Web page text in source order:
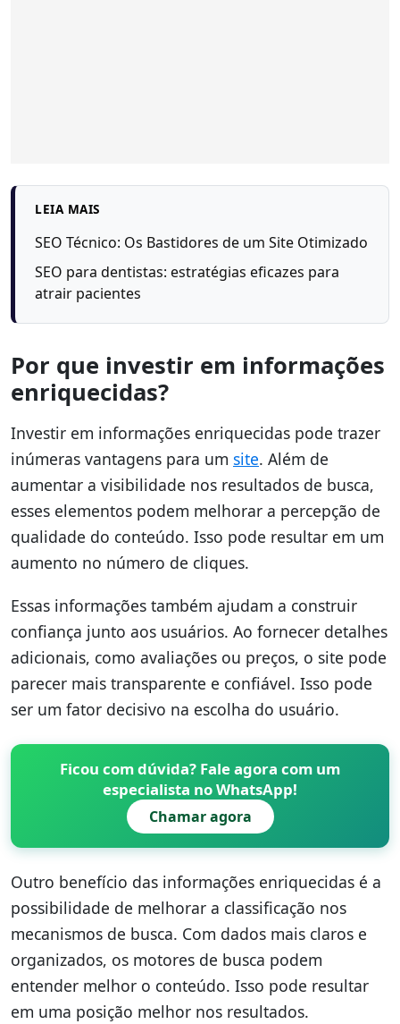
LEIA MAIS
SEO Técnico: Os Bastidores de um Site Otimizado
SEO para dentistas: estratégias eficazes para
atrair pacientes
Por que investir em informações
enriquecidas?
Investir em informações enriquecidas pode trazer
inúmeras vantagens para um site. Além de
aumentar a visibilidade nos resultados de busca,
esses elementos podem melhorar a percepção de
qualidade do conteúdo. Isso pode resultar em um
aumento no número de cliques.
Essas informações também ajudam a construir
confiança junto aos usuários. Ao fornecer detalhes
adicionais, como avaliações ou preços, o site pode
parecer mais transparente e confiável. Isso pode
ser um fator decisivo na escolha do usuário.
Ficou com dúvida? Fale agora com um
especialista no WhatsApp!
Chamar agora
Outro benefício das informações enriquecidas é a
possibilidade de melhorar a classificação nos
mecanismos de busca. Com dados mais claros e
organizados, os motores de busca podem
entender melhor o conteúdo. Isso pode resultar
em uma posição melhor nos resultados.